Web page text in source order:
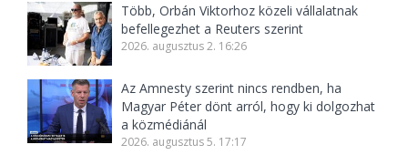
Több, Orbán Viktorhoz közeli vállalatnak
befellegezhet a Reuters szerint
2026. augusztus 2. 16:26
Az Amnesty szerint nincs rendben, ha
Magyar Péter dönt arról, hogy ki dolgozhat
a közmédiánál
2026. augusztus 5. 17:17